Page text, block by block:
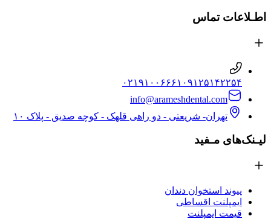
اطـلاعات تماس
۰۲۱۹۱۰۰۶۶۶۱ ۰۹۱۲۵۱۴۲۲۵۴
info@arameshdental.com
تهران- شریعتی - دو راهی قلهک - کوچه صدیق - پلاک ۱۰
لیـنک‌های مـفید
پیوند استخوان دندان
ایمپلنت اقساطی
قیمت ایمپلنت